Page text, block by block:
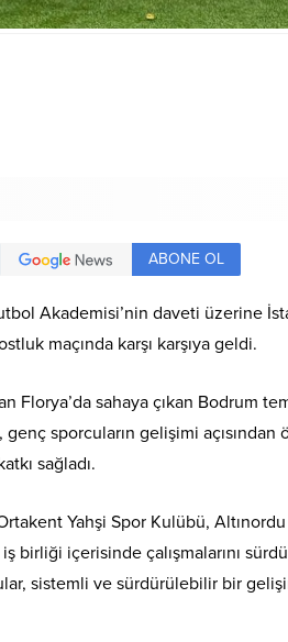
ABONE OL
Akademisi’nin daveti üzerine
maçında karşı karşıya geldi.
sahaya çıkan Bodrum
sporcuların gelişimi
sağladı.
Yahşi Spor Kulübü, Altınordu
birliği içerisinde çalışmalarını
sistemli ve sürdürülebilir bir